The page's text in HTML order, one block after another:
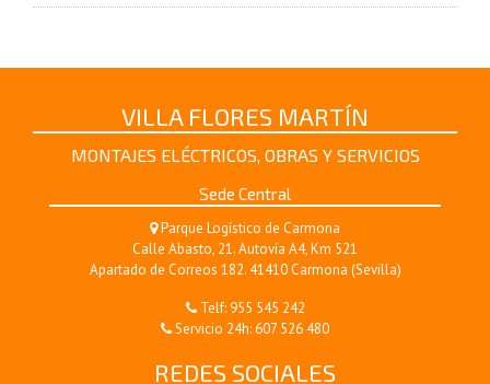
VILLA FLORES MARTÍN
MONTAJES ELÉCTRICOS, OBRAS Y SERVICIOS
Sede Central
Parque Logístico de Carmona
Calle Abasto, 21. Autovía A4, Km 521
Apartado de Correos 182. 41410 Carmona (Sevilla)
Telf: 955 545 242
Servicio 24h:607 526 480
REDES SOCIALES